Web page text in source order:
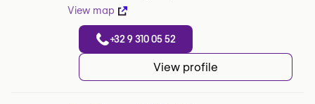
View map
+32 9 310 05 52
View profile